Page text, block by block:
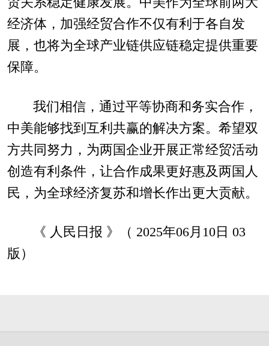
经济体，加强经贸合作不仅有利于各自发
展，也将为全球产业链供应链稳定提供重要
保障。
我们相信，通过平等协商和务实合作，
中美能够找到互利共赢的解决方案。希望双
方共同努力，为两国企业开展正常经贸活动
创造有利条件，让合作成果更好惠及两国人
民，为全球经济复苏和增长作出更大贡献。
《 人民日报 》（ 2025年06月10日 03
版）